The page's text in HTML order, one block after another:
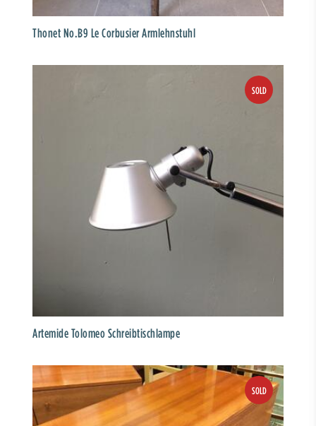
Thonet No.B9 Le Corbusier Armlehnstuhl
Artemide Tolomeo Schreibtischlampe